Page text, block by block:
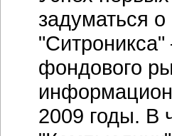
задуматься
фондового
2009 годы. В